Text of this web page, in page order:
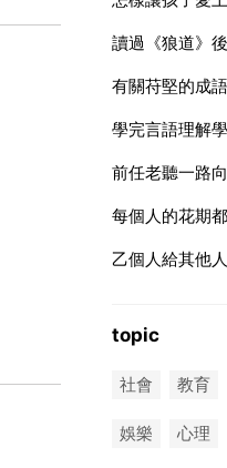
讀過《狼道》
有關苻堅的成
學完言語理解
前任老聽一路
每個人的花期
topic
社會 教育
娛樂 心理